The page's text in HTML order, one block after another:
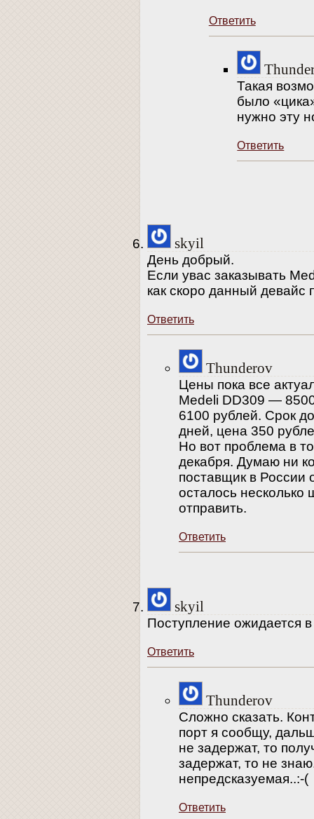
Ответить
Такая
было
нужно эту
Ответить
skyil
День добрый.
Если увас заказывать
как скоро данный девайс
Ответить
Thunderov
Цены пока все
Medeli DD309 —
6100 рублей. Срок
дней, цена 350
Но вот проблема в
декабря. Думаю ни
поставщик в
осталось
отправить.
Ответить
skyil
Поступление ожидается
Ответить
Thunderov
Сложно сказать.
порт я сообщу,
не задержат, то
задержат, то не
непредсказуемая..:-(
Ответить